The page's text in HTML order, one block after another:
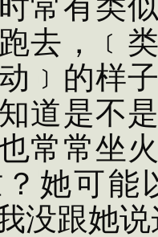
去，﹝
﹞的样
道是不
常常坐
她可能
没跟她